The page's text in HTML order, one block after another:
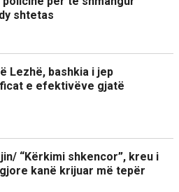
shtetas
Lezhë, bashkia i jep
e efektivëve gjatë
“Kërkimi shkencor”, kreu i
kanë krijuar më tepër